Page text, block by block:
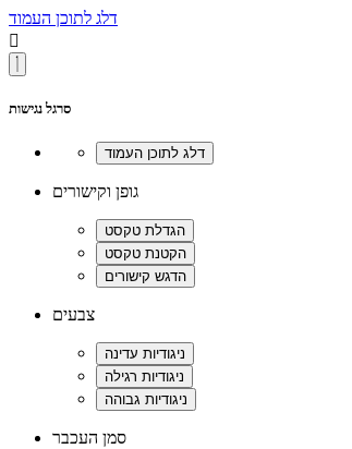
דלג לתוכן העמוד

סרגל נגישות
גופן וקישורים
צבעים
סמן העכבר